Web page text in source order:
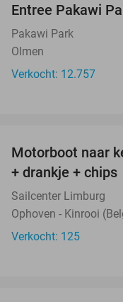
Entree Pakawi
Pakawi Park
Olmen
Verkocht: 12.757
Motorboot naar
+ drankje + chips
Sailcenter Limburg
Ophoven - Kinrooi
Verkocht: 125